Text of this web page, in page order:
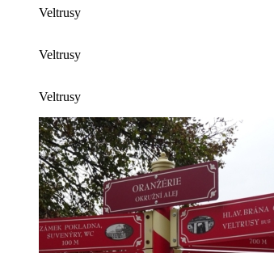
Veltrusy
Veltrusy
Veltrusy